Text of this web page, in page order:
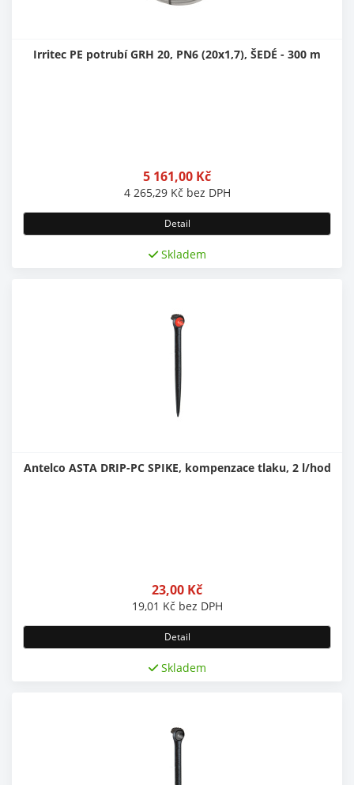
Irritec PE potrubí GRH 20, PN6 (20x1,7), ŠEDÉ - 300 m
5 161,00 Kč
4 265,29 Kč bez DPH
Detail
Skladem
Antelco ASTA DRIP-PC SPIKE, kompenzace tlaku, 2 l/hod
23,00 Kč
19,01 Kč bez DPH
Detail
Skladem